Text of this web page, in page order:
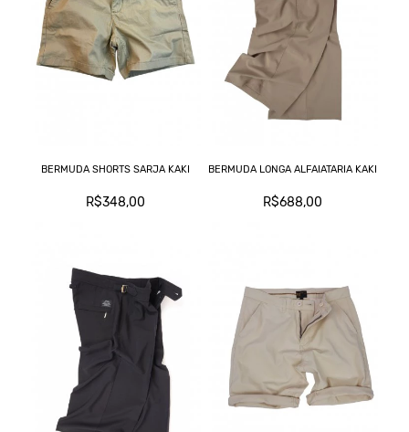
BERMUDA SHORTS SARJA KAKI
R$348,00
BERMUDA LONGA ALFAIATARIA KAKI
R$688,00